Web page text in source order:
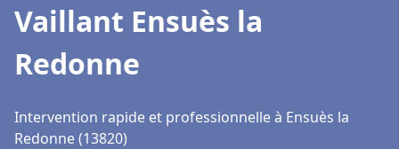
Vaillant Ensuès la
Redonne
Intervention rapide et professionnelle à Ensuès la
Redonne (13820)